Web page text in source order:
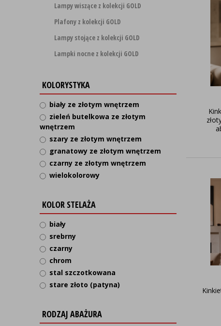
Lampy wiszące z kolekcji GOLD
Plafony z kolekcji GOLD
Lampy stojące z kolekcji GOLD
Lampki nocne z kolekcji GOLD
KOLORYSTYKA
biały ze złotym wnętrzem
zieleń butelkowa ze złotym
wnętrzem
szary ze złotym wnętrzem
granatowy ze złotym wnętrzem
czarny ze złotym wnętrzem
wielokolorowy
KOLOR STELAŻA
biały
srebrny
czarny
chrom
stal szczotkowana
stare złoto (patyna)
RODZAJ ABAŻURA